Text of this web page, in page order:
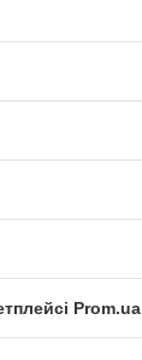
Prom.ua